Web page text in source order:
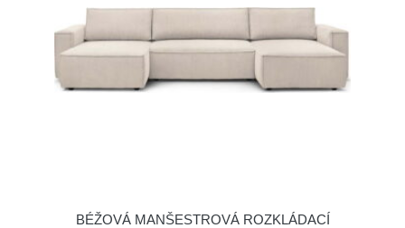
BÉŽOVÁ MANŠESTROVÁ ROZKLÁDACÍ